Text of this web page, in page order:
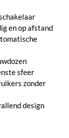
en op afstand
sfeer
zonder
design